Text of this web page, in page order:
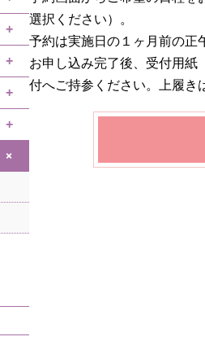
+
+
+
+
+
選択ください）。
予約は実施日の１ヶ月前の正
お申し込み完了後、受付用紙
付へご持参ください。上履き